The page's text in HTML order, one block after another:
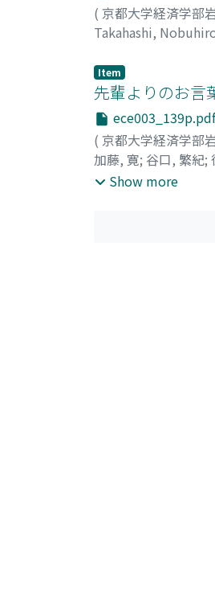
( 京都大学経済学部
Takahashi,
Item
先輩よりのお言
( 京都大学経済学部
加藤, 寛; 谷口, 繁紀;
Shigeki; Tokuda,
Show more